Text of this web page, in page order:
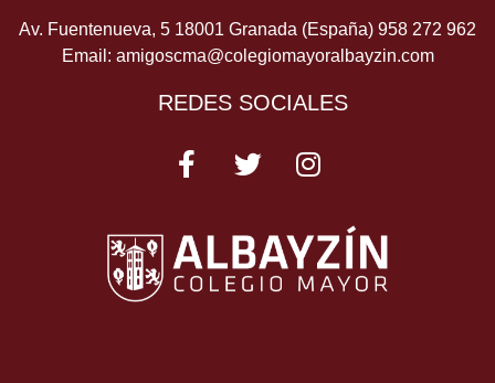
Av. Fuentenueva, 5 18001 Granada (España) 958 272 962
Email: amigoscma@colegiomayoralbayzin.com
REDES SOCIALES